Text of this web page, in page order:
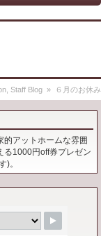
Staff Blog » ６月のお休み
的アットホームな雰囲
る1000円off券プレゼン
)。